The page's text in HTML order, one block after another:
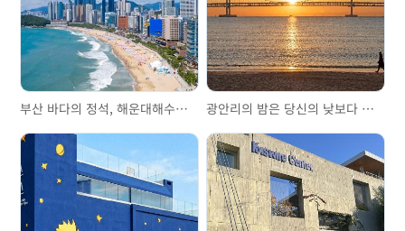
부산 바다의 정석, 해운대해수욕장 광안리의 밤은 당신의 낮보다 아름답다